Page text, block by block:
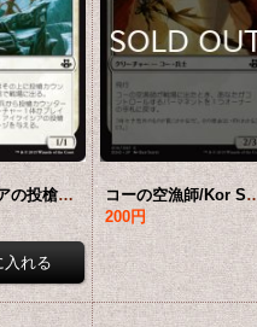
アイケイシアの投槍兵/Icatian Javelineers 【日本語版】 [EVK-白C]
コーの空漁師/Kor Skyfisher
200円